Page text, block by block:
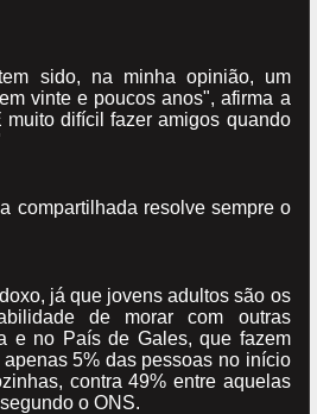
sido, na minha opinião, um
vinte e poucos anos", afirma a
muito difícil fazer amigos quando
compartilhada resolve sempre o
já que jovens adultos são os
de morar com outras
e no País de Gales, que fazem
5% das pessoas no início
contra 49% entre aquelas
o ONS.